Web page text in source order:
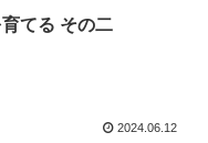
てる その二
2024.06.12